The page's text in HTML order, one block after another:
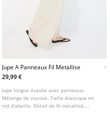
Jupe A Panneaux Fil Metallise
29,99 €
Jupe longue évasée avec panneaux.
Mélange de viscose. Taille élastique en
nid d'abeille. Détail de fil métallisé.